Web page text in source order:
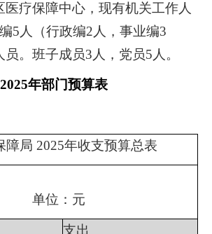
医疗保障中心，现有机关工作人
5人（行政编2人，事业编3
员。班子成员3人，党员5人。
年部门预算表
障局 2025年收支预算总表
单位：元
支出